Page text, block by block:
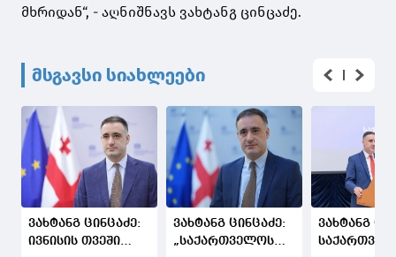
მხრიდან“, - აღნიშნავს ვახტანგ ცინცაძე.
მსგავსი სიახლეები
ვახტანგ ცინცაძე:
ივნისის თვეში
ვახტანგ ცინცაძე:
„საქართველოს
ვახტანგ